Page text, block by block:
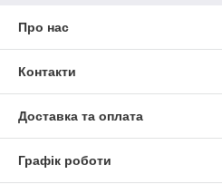
Про нас
Контакти
Доставка та оплата
Графік роботи